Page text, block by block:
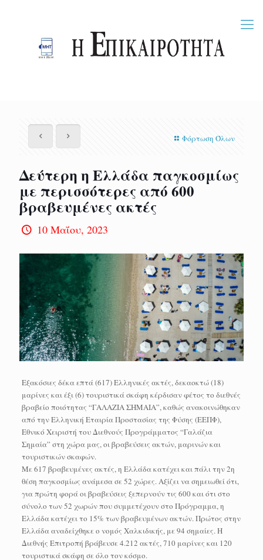
Φόρτωση Όλων
Δεύτερη η Ελλάδα παγκοσμίως
με περισσότερες από 600
βραβευμένες ακτές
10 Μαΐου, 2023
Εξακόσιες δέκα επτά (617) Ελληνικές ακτές, δεκαοκτώ (18)
μαρίνες και έξι (6) τουριστικά σκάφη κέρδισαν φέτος το διεθνές
βραβείο ποιότητας “ΓΑΛΑΖΙΑ ΣΗΜΑΙΑ”, καθώς ανακοινώθηκαν
από την Ελληνική Εταιρία Προστασίας της Φύσης (ΕΕΠΦ),
Εθνικό Χειριστή του Διεθνούς Προγράμματος “Γαλάζια
Σημαία” στη χώρα μας, οι βραβεύσεις ακτών, μαρινών και
τουριστικών σκαφών.
Με 617 βραβευμένες ακτές, η Ελλάδα κατέχει και πάλι την 2η
θέση παγκοσμίως ανάμεσα σε 52 χώρες. Αξίζει να σημειωθεί ότι,
για πρώτη φορά οι βραβεύσεις ξεπερνούν τις 600 και ότι στο
σύνολο των 52 χωρών που συμμετέχουν στο Πρόγραμμα, η
Ελλάδα κατέχει το 15% των βραβευμένων ακτών. Πρώτος στην
Ελλάδα αναδείχθηκε ο νομός Χαλκιδικής, με 94 σημαίες. Η
Διεθνής Επιτροπή βράβευσε 4.212 ακτές, 710 μαρίνες και 120
τουριστικά σκάφη σε όλο τον κόσμο.